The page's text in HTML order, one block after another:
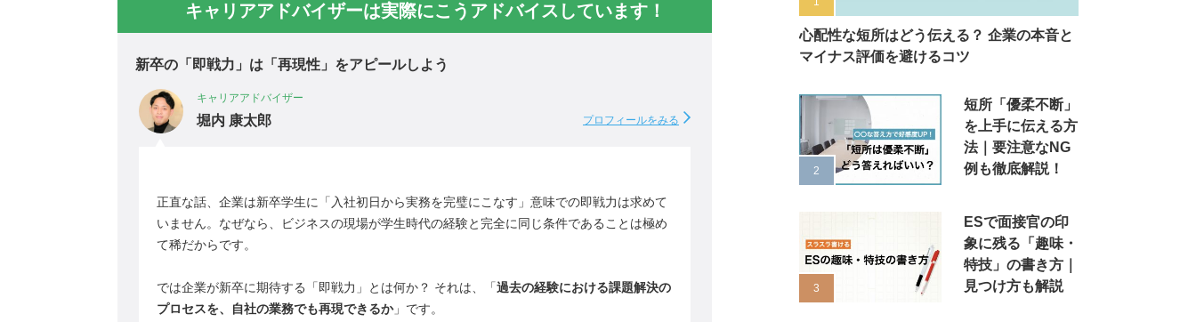
キャリアアドバイザーは実際にこうアドバイスしています！
新卒の「即戦力」は「再現性」をアピールしよう
キャリアアドバイザー
堀内 康太郎 プロフィールをみる
正直な話、企業は新卒学生に「入社初日から実務を完璧にこなす」意味での即戦力は求めて
いません。なぜなら、ビジネスの現場が学生時代の経験と完全に同じ条件であることは極め
て稀だからです。
では企業が新卒に期待する「即戦力」とは何か？ それは、「過去の経験における課題解決の
プロセスを、自社の業務でも再現できるか」です。
心配性な短所はどう伝える？ 企業の本音と
マイナス評価を避けるコツ
短所「優柔不断」
を上手に伝える方
法｜要注意なNG
例も徹底解説！
ESで面接官の印
象に残る「趣味・
特技」の書き方｜
見つけ方も解説